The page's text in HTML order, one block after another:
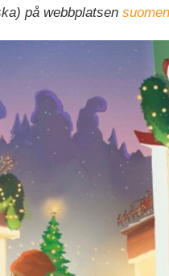
på webbplatsen